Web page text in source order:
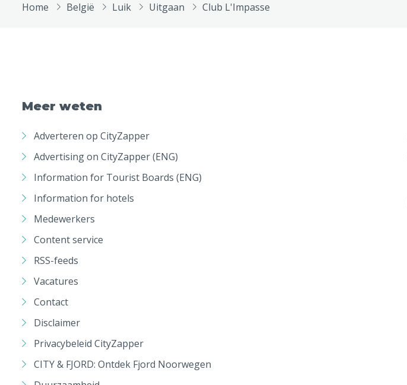
Home België Luik Uitgaan Club L'Impasse
Meer weten
Adverteren op CityZapper
Advertising on CityZapper (ENG)
Information for Tourist Boards (ENG)
Information for hotels
Medewerkers
Content service
RSS-feeds
Vacatures
Contact
Disclaimer
Privacybeleid CityZapper
CITY & FJORD: Ontdek Fjord Noorwegen